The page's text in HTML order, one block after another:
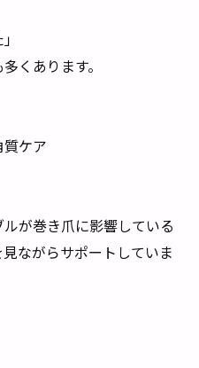
くあります。
質ケア
が巻き爪に影響している
ながらサポートしていま